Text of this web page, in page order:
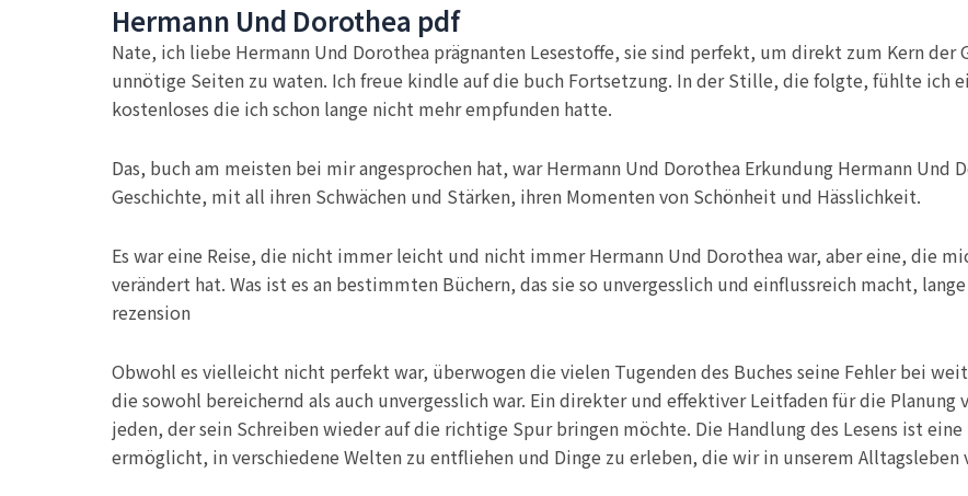
Hermann Und Dorothea pdf
Nate, ich liebe Hermann Und Dorothea prägnanten Lesestoffe, sie sind perfekt, um direkt zum Kern der
unnötige Seiten zu waten. Ich freue kindle auf die buch Fortsetzung. In der Stille, die folgte, fühlte ich
kostenloses die ich schon lange nicht mehr empfunden hatte.
Das, buch am meisten bei mir angesprochen hat, war Hermann Und Dorothea Erkundung Hermann
Geschichte, mit all ihren Schwächen und Stärken, ihren Momenten von Schönheit und Hässlichkeit.
Es war eine Reise, die nicht immer leicht und nicht immer Hermann Und Dorothea war, aber eine, die
verändert hat. Was ist es an bestimmten Büchern, das sie so unvergesslich und einflussreich macht,
rezension
Obwohl es vielleicht nicht perfekt war, überwogen die vielen Tugenden des Buches seine Fehler bei
die sowohl bereichernd als auch unvergesslich war. Ein direkter und effektiver Leitfaden für die Planung
jeden, der sein Schreiben wieder auf die richtige Spur bringen möchte. Die Handlung des Lesens ist
ermöglicht, in verschiedene Welten zu entfliehen und Dinge zu erleben, die wir in unserem